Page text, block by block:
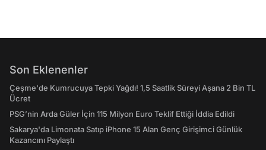
Son Eklenenler
Çeşme'de Kumrucuya Tepki Yağdı! 1,5 Saatlik Süreyi Aşana 2 Bin TL
Ücret
PSG’nin Arda Güler İçin 115 Milyon Euro Teklif Ettiği İddia Edildi
Sakarya'da Limonata Satıp iPhone 15 Alan Genç Girişimci Günlük
Kazancını Paylaştı